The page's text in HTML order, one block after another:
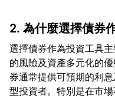
2. 為什麼選擇債券
選擇債券作為投資工具
的風險及資產多元化的
券通常提供可預期的利
型投資者。特別是在市